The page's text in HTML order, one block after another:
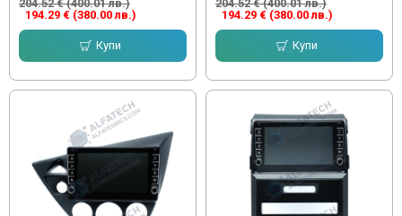
194.29 € (380.00 лв.)
204.52 € (400.01 лв.)
Купи
194.29 € (380.00 лв.)
204.52 € (400.01 лв.)
Купи